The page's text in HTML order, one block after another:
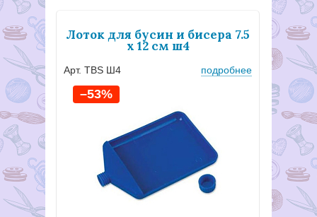
Лоток для бусин и бисера 7.5
x 12 см ш4
Арт. TBS Ш4 подробнее
–53%